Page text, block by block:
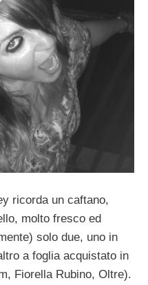
ricorda un caftano,
molto fresco ed
solo due, uno in
a foglia acquistato in
Fiorella Rubino, Oltre).